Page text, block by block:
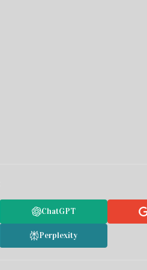
ChatGPT
Perplexity